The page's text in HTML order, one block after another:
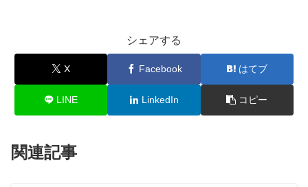
シェアする
X Facebook はてブ
LINE LinkedIn コピー
関連記事